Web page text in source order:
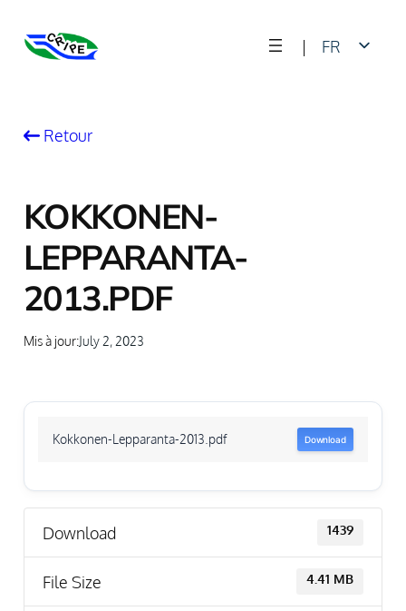
|
FR
Retour
KOKKONEN-
LEPPARANTA-
2013.PDF
Mis à jour:July 2, 2023
Kokkonen-Lepparanta-2013.pdf Download
Download 1439
File Size 4.41 MB